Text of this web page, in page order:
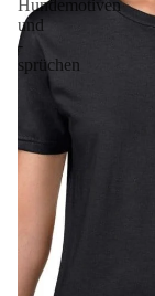
Hundemotiven
und
-
sprüchen